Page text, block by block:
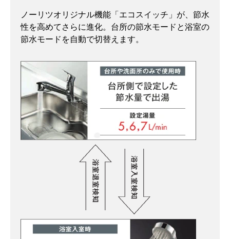
ノーリツオリジナル機能「エコスイッチ」が、節水
性を高めてさらに進化。台所の節水モードと浴室の
節水モードを自動で切替えます。